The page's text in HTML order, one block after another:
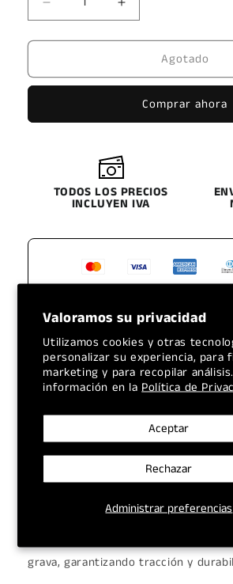
Valoramos su privacidad
Utilizamos cookies y otras
personalizar su experiencia, para
marketing y para recopilar
información en la Política de
Administrar preferencias
Aceptar
Rechazar
Reducir
cantidad
para
BOSSWAY
MIXTA
Aumentar
cantidad
para
LLANTA
BOSSWAY
BA265
MIXTA
Agotado
Comprar ahora
TODOS LOS PRECIOS
INCLUYEN IVA
BOSSWAY 315/80R22.5
Versatilidad y Tracción para
Pesado
Presentamos la llantaBOSSWAY
Mixta, un neumático diseñado para
rendimiento excepcional en las
en la opción ideal para camiones
grava, garantizando tracción y